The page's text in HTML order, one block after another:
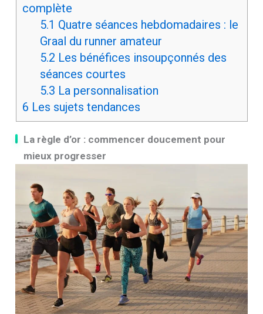
complète
5.1 Quatre séances hebdomadaires : le
Graal du runner amateur
5.2 Les bénéfices insoupçonnés des
séances courtes
5.3 La personnalisation
6 Les sujets tendances
La règle d’or : commencer doucement pour
mieux progresser